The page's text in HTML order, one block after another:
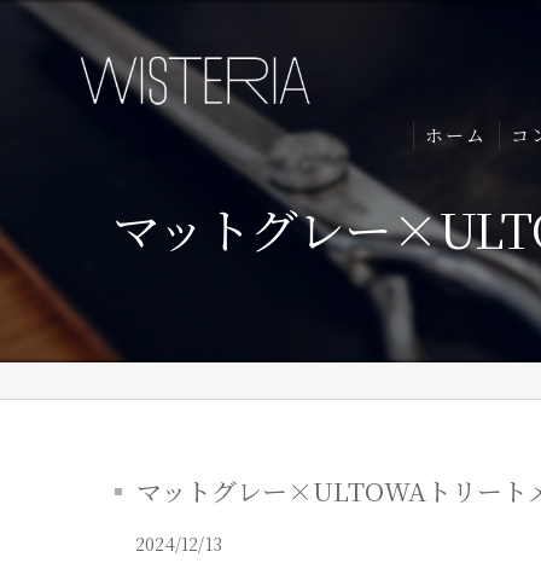
ホーム コ
マットグレー
マットグレー×ULTOWAトリート
2024/12/13